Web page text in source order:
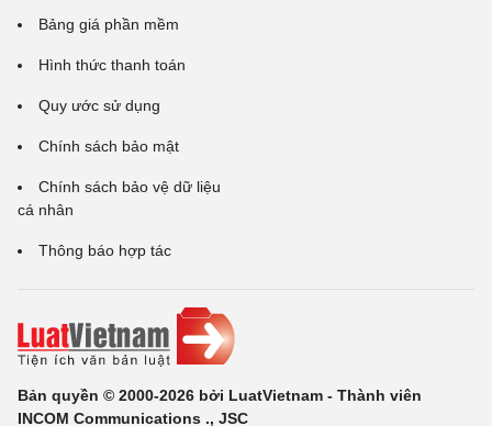
Bảng giá phần mềm
Hình thức thanh toán
Quy ước sử dụng
Chính sách bảo mật
Chính sách bảo vệ dữ liệu
cá nhân
Thông báo hợp tác
Bản quyền © 2000-2026 bởi LuatVietnam - Thành viên
INCOM Communications ., JSC